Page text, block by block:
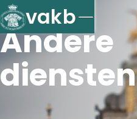
vakb
Andere
diensten